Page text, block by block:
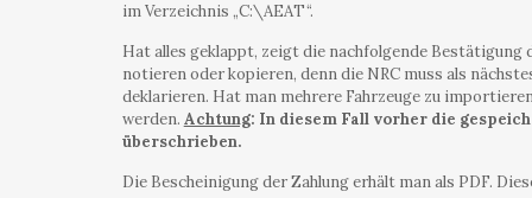
im Verzeichnis „C:\AEAT“.
Hat alles geklappt, zeigt die nachfolgende Bestätigung
notieren oder kopieren, denn die NRC muss als
deklarieren. Hat man mehrere Fahrzeuge zu
werden. Achtung: In diesem Fall vorher die
überschrieben.
Die Bescheinigung der Zahlung erhält man als PDF.